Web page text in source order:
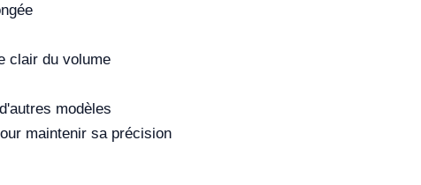
clair du volume
modèles
maintenir sa précision